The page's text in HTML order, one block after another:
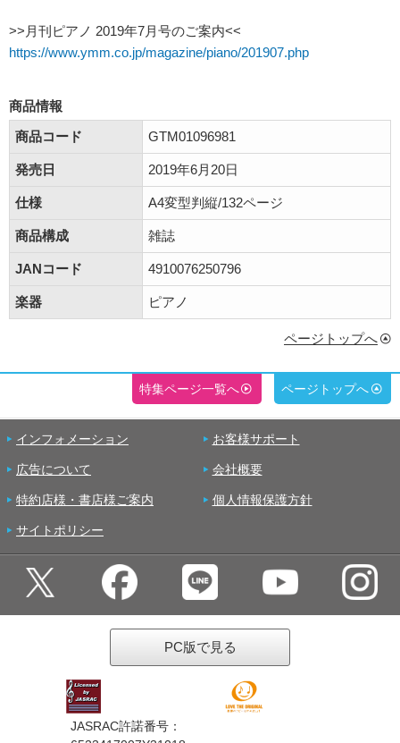
>>月刊ピアノ 2019年7月号のご案内<<
https://www.ymm.co.jp/magazine/piano/201907.php
商品情報
商品コード
GTM01096981
発売日 2019年6月20日
仕様 A4変型判縦/132ページ
商品構成 雑誌
JANコード 4910076250796
楽器 ピアノ
ページトップへ
特集ページ一覧へ ページトップへ
インフォメーション お客様サポート
広告について 会社概要
特約店様・書店様ご案内 個人情報保護方針
サイトポリシー
PC版で見る
JASRAC許諾番号：